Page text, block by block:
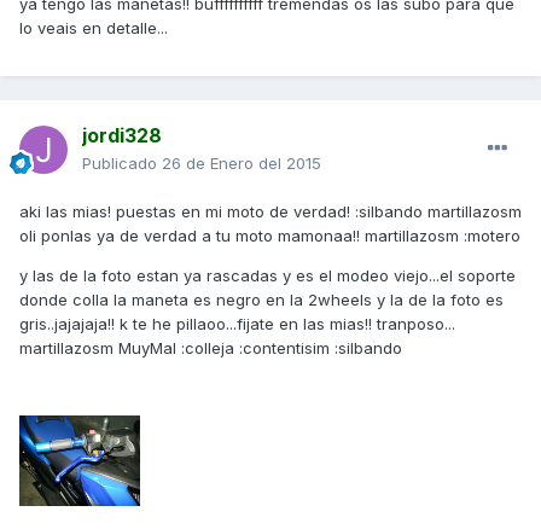
ya tengo las manetas!! buffffffffff tremendas os las subo para que
lo veais en detalle...
jordi328
Publicado 26 de Enero del 2015
aki las mias! puestas en mi moto de verdad! :silbando martillazosm
oli ponlas ya de verdad a tu moto mamonaa!! martillazosm :motero
y las de la foto estan ya rascadas y es el modeo viejo...el soporte
donde colla la maneta es negro en la 2wheels y la de la foto es
gris..jajajaja!! k te he pillaoo...fijate en las mias!! tranposo...
martillazosm MuyMal :colleja :contentisim :silbando